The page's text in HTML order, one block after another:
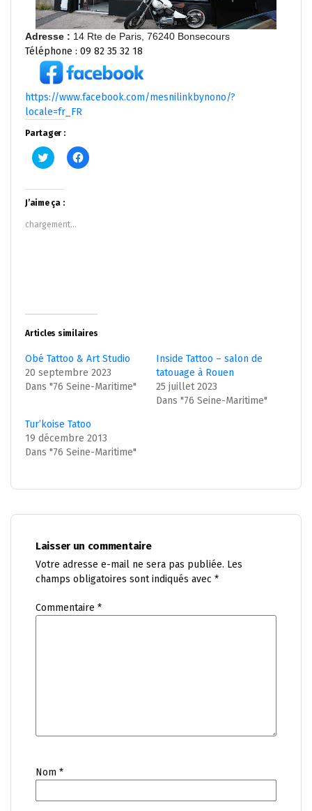
Adresse : 14 Rte de Paris, 76240 Bonsecours
Téléphone : 09 82 35 32 18
https://www.facebook.com/mesnilinkbynono/?
locale=fr_FR
Partager :
Cliquez
pour
Twitter(ouvre
dans
une
nouvelle
fenêtre)
Cliquez
pour
J’aime ça :
chargement…
Articles similaires
Obé Tattoo & Art Studio
20 septembre 2023
Dans "76 Seine-Maritime"
Inside Tattoo – salon de
tatouage à Rouen
25 juillet 2023
Dans "76 Seine-Maritime"
Tur’koise Tatoo
19 décembre 2013
Dans "76 Seine-Maritime"
Laisser un commentaire
Votre adresse e-mail ne sera pas publiée. Les
champs obligatoires sont indiqués avec *
Commentaire *
Nom *